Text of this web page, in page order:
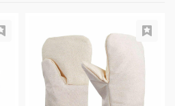
Респираторы
Средства
Ткани
швейная
фурнитура